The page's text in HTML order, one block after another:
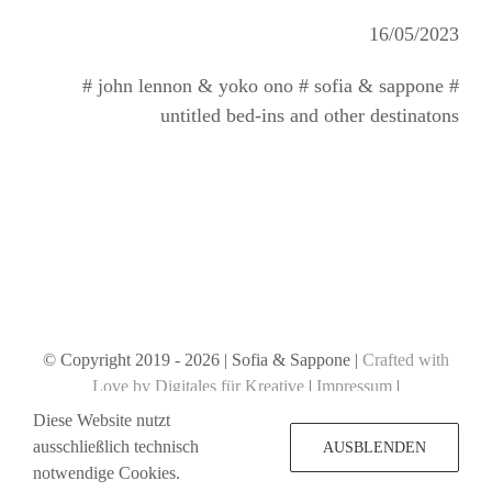
16/05/2023
# john lennon & yoko ono # sofia & sappone #
untitled bed-ins and other destinatons
© Copyright 2019 - 2026 | Sofia & Sappone | Crafted with
Love by Digitales für Kreative | Impressum |
Diese Website nutzt
ausschließlich technisch
notwendige Cookies.
AUSBLENDEN